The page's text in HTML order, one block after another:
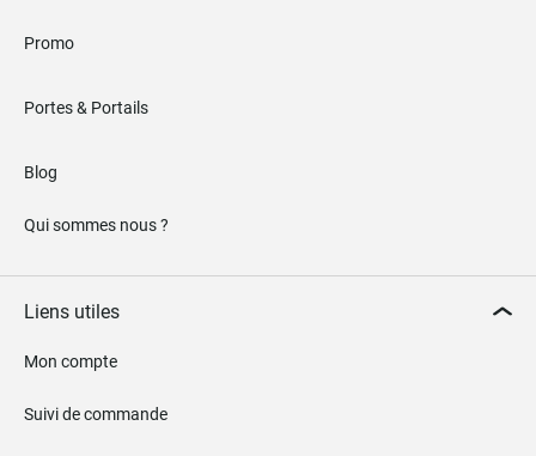
Promo
Portes & Portails
Blog
Qui sommes nous ?
Liens utiles
Mon compte
Suivi de commande